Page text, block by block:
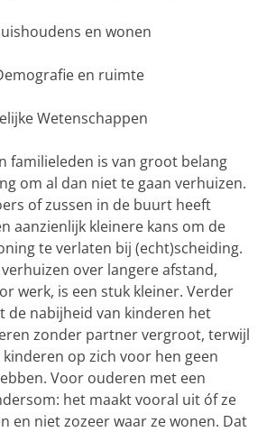
en wonen
en ruimte
Wetenschappen
familieleden is van groot belang
om al dan niet te gaan verhuizen.
of zussen in de buurt heeft
aanzienlijk kleinere kans om de
te verlaten bij (echt)scheiding.
over langere afstand,
werk, is een stuk kleiner. Verder
de nabijheid van kinderen het
zonder partner vergroot, terwijl
op zich voor hen geen
Voor ouderen met een
het maakt vooral uit óf ze
en niet zozeer waar ze wonen. Dat